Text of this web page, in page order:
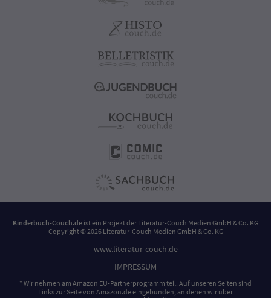
Kinderbuch-Couch.de ist ein Projekt der Literatur-Couch Medien GmbH & Co. KG
Copyright © 2026 Literatur-Couch Medien GmbH & Co. KG
www.literatur-couch.de
IMPRESSUM
* Wir nehmen am Amazon EU-Partnerprogramm teil. Auf unseren Seiten sind
Links zur Seite von Amazon.de eingebunden, an denen wir über